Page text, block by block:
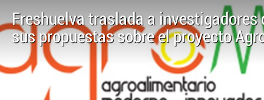
Freshuelva traslada a investigadores
sus propuestas sobre el proyecto